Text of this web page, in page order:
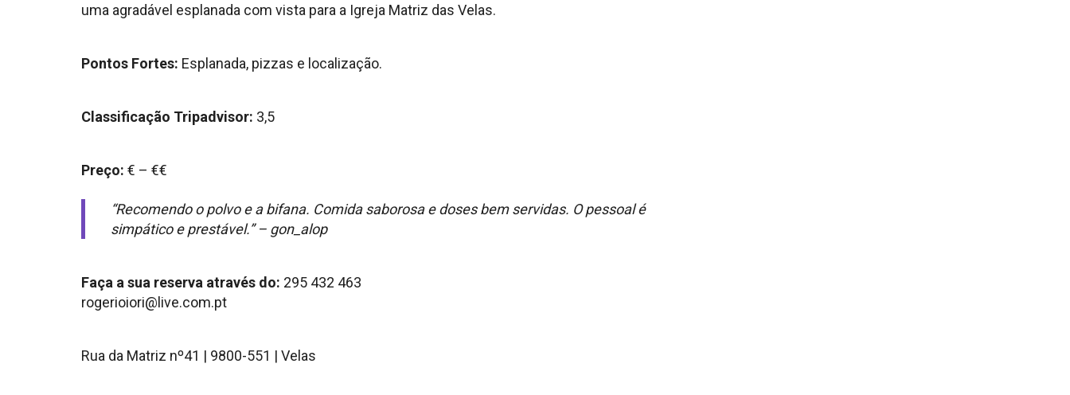
uma agradável esplanada com vista para a Igreja Matriz das Velas.
Pontos Fortes: Esplanada, pizzas e localização.
Classificação Tripadvisor: 3,5
Preço: € – €€
“Recomendo o polvo e a bifana. Comida saborosa e doses bem servidas. O pessoal é
simpático e prestável.” – gon_alop
Faça a sua reserva através do: 295 432 463
rogerioiori@live.com.pt
Rua da Matriz nº41 | 9800-551 | Velas